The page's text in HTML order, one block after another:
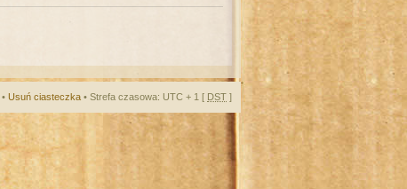
• Usuń ciasteczka • Strefa czasowa: UTC + 1 [ DST ]